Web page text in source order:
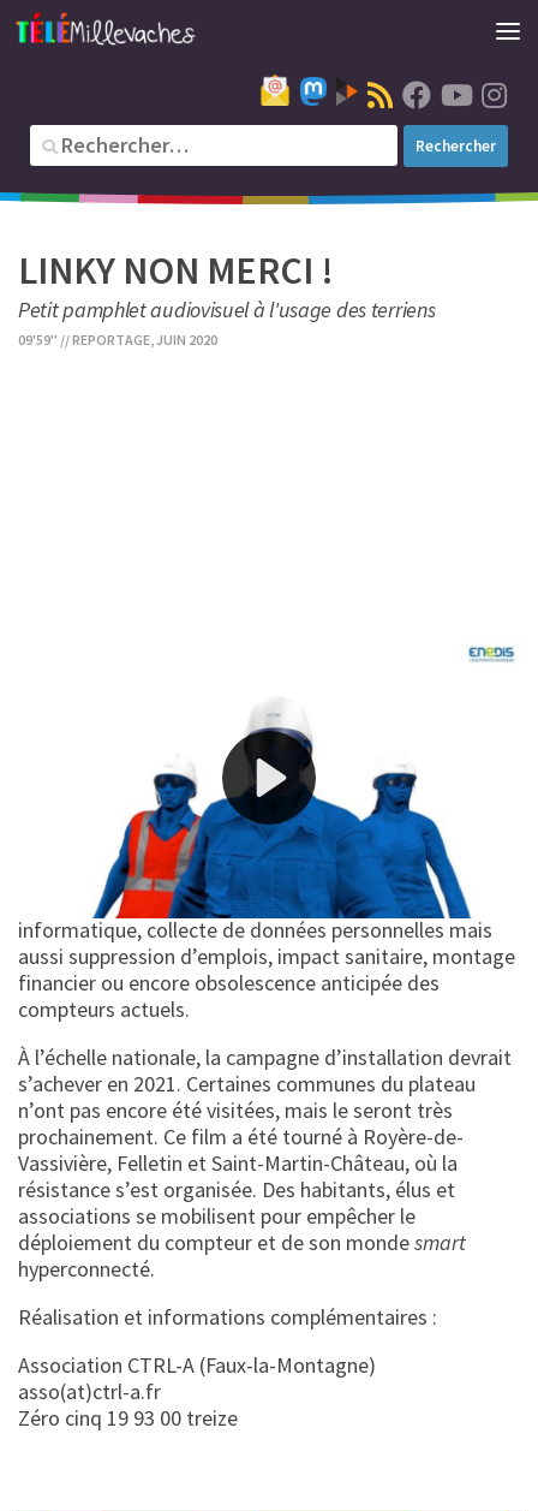
LINKY NON MERCI !
Petit pamphlet audiovisuel à l'usage des terriens
09'59'' // REPORTAGE, JUIN 2020
(Un ancien
Démarré en 2015 par ENEDIS (ex-ErDF), le programme
Linky vise à remplacer tous les compteurs électriques
actuels par des compteurs communicants, pilotables à
distance, dans le cadre de la loi « relative à la transition
énergétique pour la croissance verte ». Dans toute la
France, ces compteurs suscitent des critiques à
plusieurs égards : contrôle à distance, sécurité
informatique, collecte de données personnelles mais
aussi suppression d’emplois, impact sanitaire, montage
financier ou encore obsolescence anticipée des
compteurs actuels.
À l’échelle nationale, la campagne d’installation devrait
s’achever en 2021. Certaines communes du plateau
n’ont pas encore été visitées, mais le seront très
prochainement. Ce film a été tourné à Royère-de-
Vassivière, Felletin et Saint-Martin-Château, où la
résistance s’est organisée. Des habitants, élus et
associations se mobilisent pour empêcher le
déploiement du compteur et de son mondesmart
hyperconnecté.
Réalisation et informations complémentaires :
Association CTRL-A (Faux-la-Montagne)
asso(at)ctrl-a.fr
Zéro cinq 19 93 00 treize